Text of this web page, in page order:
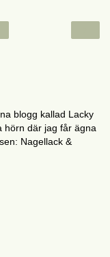
blogg kallad Lacky
hörn där jag får ägna
Nagellack &